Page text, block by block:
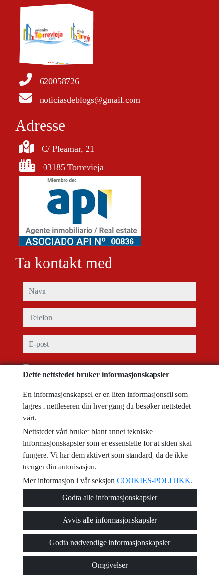
620058726
noticiasdeblogs@gmail.com
Adresse
C/ Pleamar, 21
03185 Torrevieja
Ta kontakt med
navn
telefon
e-post
Captcha
Send
Viviendas Torrevieja·Reglene for personvern·Cookies policy
Juridisk advarsel· Brukerstøtte:Inmobigrama
Dette nettstedet bruker informasjonskapsler
En informasjonskapsel er en liten informasjonsfil som
lagres i nettleseren din hver gang du besøker nettstedet
vårt.
Nettstedet vårt bruker blant annet tekniske
informasjonskapsler som er essensielle for at siden skal
fungere. Vi har dem aktivert som standard, da de ikke
trenger din autorisasjon.
Mer informasjon i vår seksjon COOKIES-POLITIKK.
Godta alle informasjonskapsler
Avvis alle informasjonskapsler
Godta nødvendige informasjonskapsler
Omgivelser